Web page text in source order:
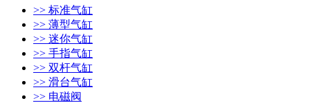
>> 标准气缸
>> 薄型气缸
>> 迷你气缸
>> 手指气缸
>> 双杆气缸
>> 滑台气缸
>> 电磁阀